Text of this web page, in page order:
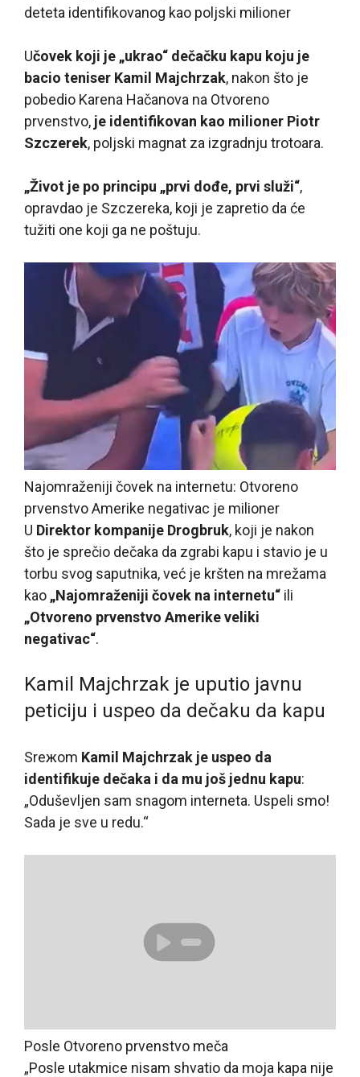
deteta identifikovanog kao poljski milioner
Učovek koji je „ukrao“ dečačku kapu koju je
bacio teniser Kamil Majchrzak, nakon što je
pobedio Karena Hačanova na Otvoreno
prvenstvo, je identifikovan kao milioner Piotr
Szczerek, poljski magnat za izgradnju trotoara.
„Život je po principu „prvi dođe, prvi služi“,
opravdao je Szczereka, koji je zapretio da će
tužiti one koji ga ne poštuju.
Najomraženiji čovek na internetu: Otvoreno
prvenstvo Amerike negativac je milioner
U Direktor kompanije Drogbruk, koji je nakon
što je sprečio dečaka da zgrabi kapu i stavio je u
torbu svog saputnika, već je kršten na mrežama
kao „Najomraženiji čovek na internetu“ ili
„Otvoreno prvenstvo Amerike veliki
negativac“.
Kamil Majchrzak je uputio javnu
peticiju i uspeo da dečaku da kapu
Sreжom Kamil Majchrzak je uspeo da
identifikuje dečaka i da mu još jednu kapu:
„Oduševljen sam snagom interneta. Uspeli smo!
Sada je sve u redu.“
Posle Otvoreno prvenstvo meča
„Posle utakmice nisam shvatio da moja kapa nije